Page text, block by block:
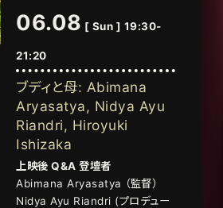
06.08 [ Sun ] 19:30-
21:20
ブディと母: Abimana
Aryasatya, Nidya Ayu
Riandri, Hiroyuki
Ishizaka
上映後 Q&A登壇者
Abimana Aryasatya （監督）
Nidya Ayu Riandri (プロデュー